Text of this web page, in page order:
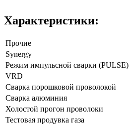
Характеристики:
Прочие
Synergy
Режим импульсной сварки (PULSE)
VRD
Сварка порошковой проволокой
Сварка алюминия
Холостой прогон проволоки
Тестовая продувка газа